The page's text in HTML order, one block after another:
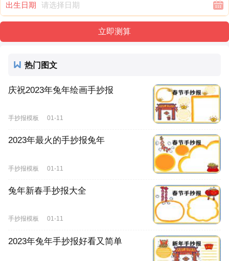
出生日期
热门图文
庆祝2023年兔年绘画手抄报
手抄报模板 01-11
2023年最火的手抄报兔年
手抄报模板 01-11
兔年新春手抄报大全
手抄报模板 01-11
2023年兔年手抄报好看又简单